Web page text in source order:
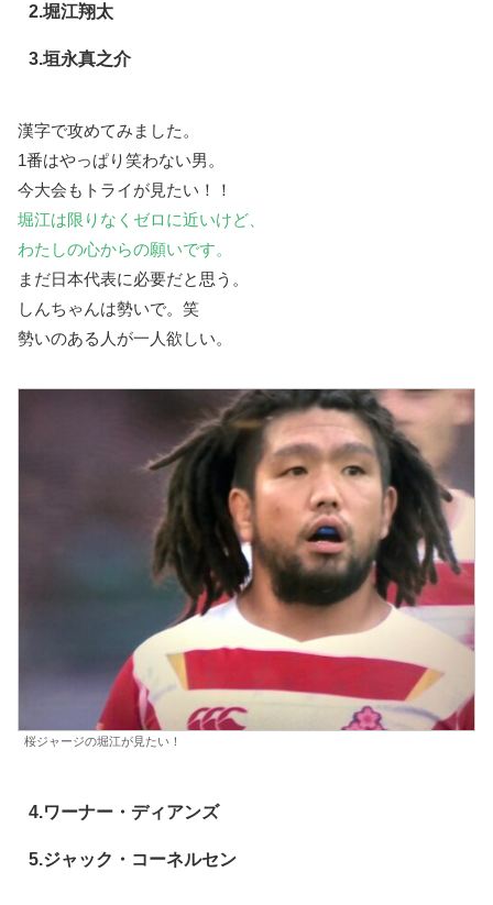
2.堀江翔太
3.垣永真之介
漢字で攻めてみました。
1番はやっぱり笑わない男。
今大会もトライが見たい！！
堀江は限りなくゼロに近いけど、
わたしの心からの願いです。
まだ日本代表に必要だと思う。
しんちゃんは勢いで。笑
勢いのある人が一人欲しい。
桜ジャージの堀江が見たい！
4.ワーナー・ディアンズ
5.ジャック・コーネルセン